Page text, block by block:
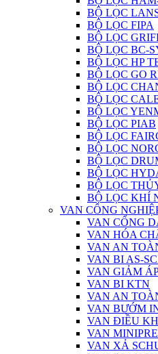
BỘ LỌC
BỘ LỌC FIPA
BỘ LỌC
BỘ LỌC BC-
BỘ LỌC HP
BỘ LỌC GO
BỘ LỌC
BỘ LỌC
BỘ LỌC
BỘ LỌC PIAB
BỘ LỌC
BỘ LỌC
BỘ LỌC
BỘ LỌC
BỘ LỌC
BỘ LỌC KHÍ
VAN CÔNG
VAN CỔNG
VAN HÓA
VAN AN
VAN BI AS-
VAN GIẢM
VAN BI KTN
VAN AN
VAN BƯỚM
VAN ĐIỀU
VAN
VAN XẢ